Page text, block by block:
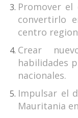
Promover
convertirlo
centro
Crear
habilidades
nacionales.
Impulsar el
Mauritania